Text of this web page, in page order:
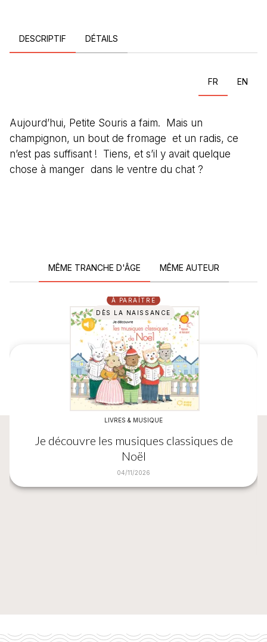
DESCRIPTIF DÉTAILS
FR EN
Aujourd’hui, Petite Souris a faim. Mais un
champignon, un bout de fromage et un radis, ce
n’est pas suffisant ! Tiens, et s’il y avait quelque
chose à manger dans le ventre du chat ?
MÊME TRANCHE D'ÂGE MÊME AUTEUR
À PARAÎTRE
DÈS LA NAISSANCE
LIVRES & MUSIQUE
Je découvre les musiques classiques de
Noël
04/11/2026